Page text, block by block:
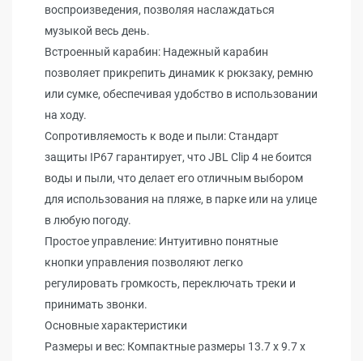
воспроизведения, позволяя наслаждаться
музыкой весь день.
Встроенный карабин: Надежный карабин
позволяет прикрепить динамик к рюкзаку, ремню
или сумке, обеспечивая удобство в использовании
на ходу.
Сопротивляемость к воде и пыли: Стандарт
защиты IP67 гарантирует, что JBL Clip 4 не боится
воды и пыли, что делает его отличным выбором
для использования на пляже, в парке или на улице
в любую погоду.
Простое управление: Интуитивно понятные
кнопки управления позволяют легко
регулировать громкость, переключать треки и
принимать звонки.
Основные характеристики
Размеры и вес: Компактные размеры 13.7 x 9.7 x